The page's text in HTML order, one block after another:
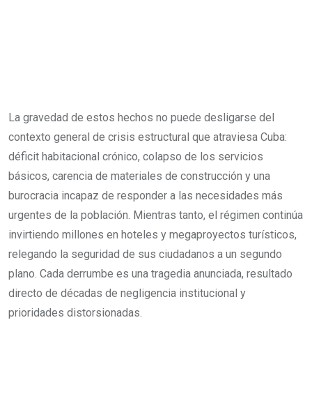
La gravedad de estos hechos no puede desligarse del
contexto general de crisis estructural que atraviesa Cuba:
déficit habitacional crónico, colapso de los servicios
básicos, carencia de materiales de construcción y una
burocracia incapaz de responder a las necesidades más
urgentes de la población. Mientras tanto, el régimen continúa
invirtiendo millones en hoteles y megaproyectos turísticos,
relegando la seguridad de sus ciudadanos a un segundo
plano. Cada derrumbe es una tragedia anunciada, resultado
directo de décadas de negligencia institucional y
prioridades distorsionadas.